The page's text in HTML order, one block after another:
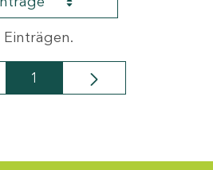
Einträgen.
Seite
1